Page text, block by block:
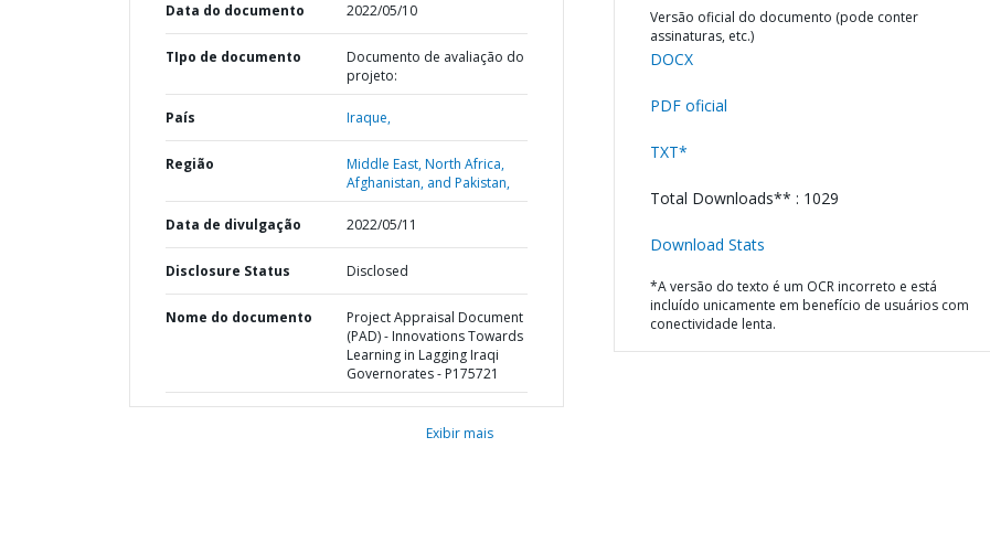
Data do documento 2022/05/10
TIpo de documento
Documento de avaliação do
projeto:
País Iraque,
Região
Middle East, North Africa,
Afghanistan, and Pakistan,
Data de divulgação 2022/05/11
Disclosure Status Disclosed
Nome do documento
Project Appraisal Document
(PAD) - Innovations Towards
Learning in Lagging Iraqi
Governorates - P175721
Exibir mais
Versão oficial do documento (pode conter
assinaturas, etc.)
DOCX
PDF oficial
TXT*
Total Downloads** : 1029
Download Stats
*A versão do texto é um OCR incorreto e está
incluído unicamente em benefício de usuários com
conectividade lenta.